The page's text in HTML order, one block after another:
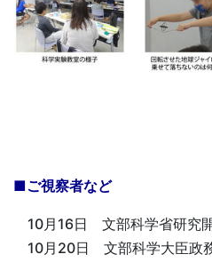
■ご視察者など
10月16日 文部科学省研究
10月20日 文部科学大臣政